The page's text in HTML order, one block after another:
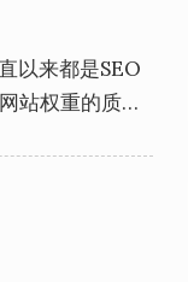
以来都是SEO
站权重的质…